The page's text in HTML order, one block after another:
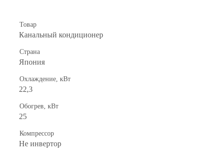
Товар
Канальный кондиционер
Страна
Япония
Охлаждение, кВт
22,3
Обогрев, кВт
25
Компрессор
Не инвертор